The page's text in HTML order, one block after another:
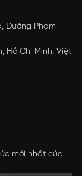
Đường Phạm
Hồ Chí Minh, Việt
mới nhất của